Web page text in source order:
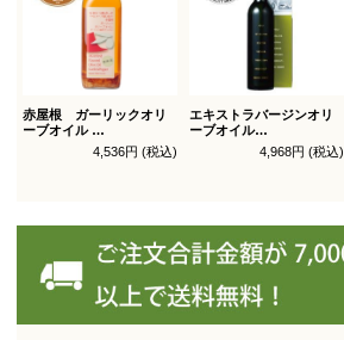
赤屋根 ガーリックオリ
ーブオイル
4,536円 (税込)
エキストラバージンオリ
ーブオイル
トルトサ 450g 1本箱入
（スペイン自社農園産）
4,968円 (税込)